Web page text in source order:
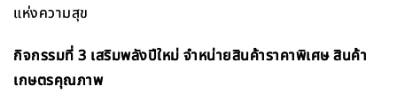
แห่งความสุข
กิจกรรมที่ 3 เสริมพลังปีใหม่ จำหน่ายสินค้าราคาพิเศษ สินค้า
เกษตรคุณภาพ